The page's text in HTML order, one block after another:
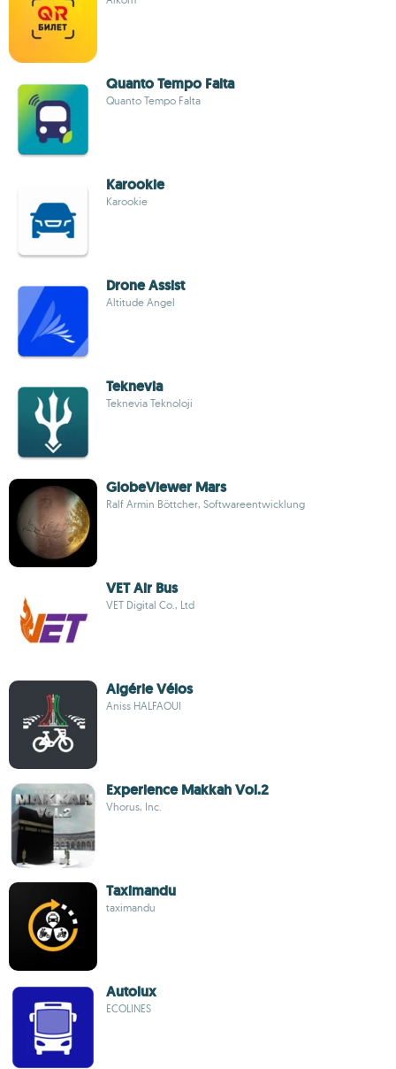
Quanto Tempo Falta
Quanto Tempo Falta
Karookie
Karookie
Drone Assist
Altitude Angel
Teknevia
Teknevia Teknoloji
GlobeViewer Mars
Ralf Armin Böttcher, Softwareentwicklung
VET Air Bus
VET Digital Co., Ltd
Algérie Vélos
Aniss HALFAOUI
Experience Makkah Vol.2
Vhorus, Inc.
Taximandu
taximandu
Autolux
ECOLINES